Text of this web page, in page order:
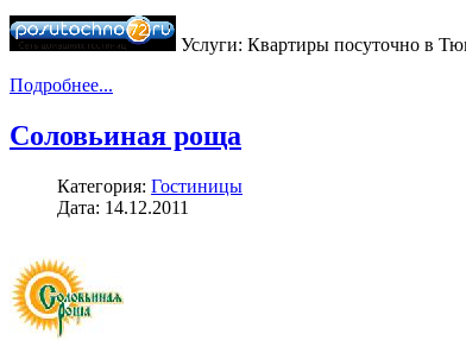
Услуги: Квартиры посуточно в
Подробнее...
Соловьиная роща
Категория: Гостиницы
Дата: 14.12.2011